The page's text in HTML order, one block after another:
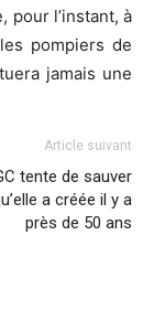
pour l’instant, à
pompiers de
jamais une
Article suivant
tente de sauver
a créée il y a
près de 50 ans